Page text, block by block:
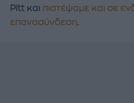
Pitt και πιστέψαμε και σε
επανασύνδεση.